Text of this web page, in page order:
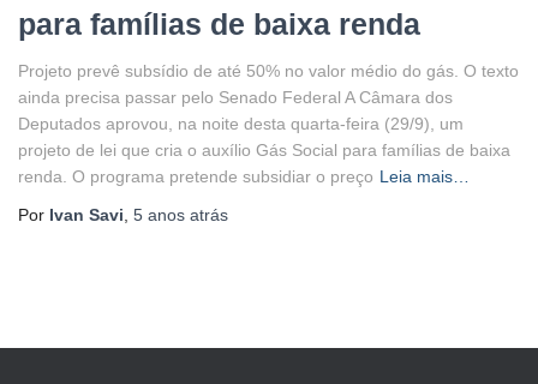
para famílias de baixa renda
Projeto prevê subsídio de até 50% no valor médio do gás. O texto
ainda precisa passar pelo Senado Federal A Câmara dos
Deputados aprovou, na noite desta quarta-feira (29/9), um
projeto de lei que cria o auxílio Gás Social para famílias de baixa
renda. O programa pretende subsidiar o preço Leia mais…
Por Ivan Savi 5 anos atrás